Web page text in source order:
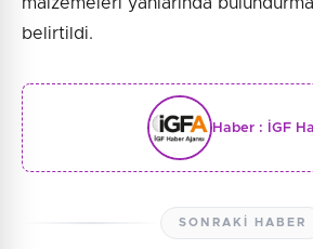
malzemeleri yanlarında
belirtildi.
Haber : İGF
SONRAKI HABER